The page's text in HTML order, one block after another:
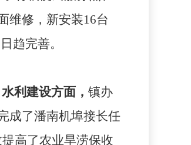
维修，新安装16台
趋完善。
水利建设方面， 镇办
成了潘南机埠接长任
高了农业旱涝保收